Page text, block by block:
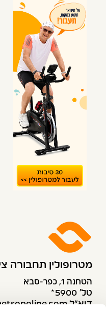
מטרופולין תחבורה
הטחנה 1, כפר-סבא
טל׳ 5900*
דוא”ל cs@metropoline.com